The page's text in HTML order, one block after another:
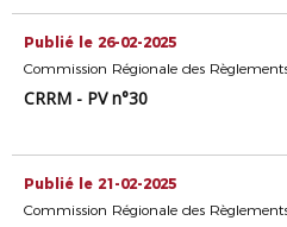
Publié le 26-02-2025
CRRM - PV n°30
Publié le 21-02-2025